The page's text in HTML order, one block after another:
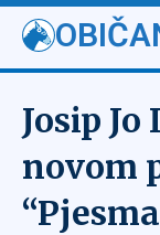
Josip
novom